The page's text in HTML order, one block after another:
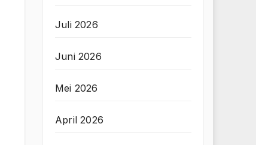
Juli 2026
Juni 2026
Mei 2026
April 2026